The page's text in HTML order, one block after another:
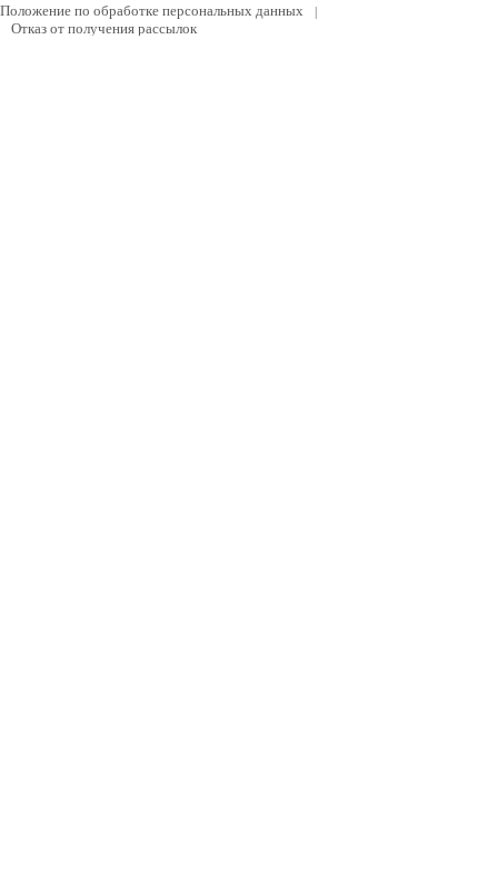
Положение по обработке персональных данных
|
Отказ от получения рассылок